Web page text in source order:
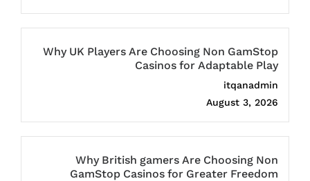
Why UK Players Are Choosing Non GamStop
Casinos for Adaptable Play
itqanadmin
August 3, 2026
Why British gamers Are Choosing Non
GamStop Casinos for Greater Freedom